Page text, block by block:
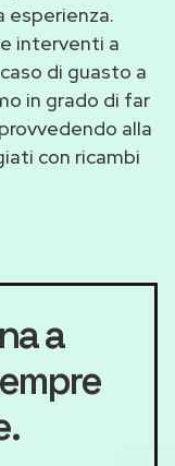
esperienza.
interventi a
di guasto a
in grado di far
alla
con ricambi
a